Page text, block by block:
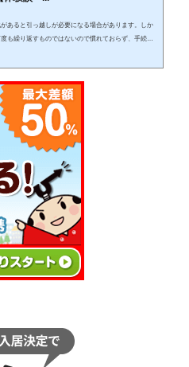
あると引っ越しが必要になる場合があります。しか
も繰り返すものではないので慣れておらず、手続き
を目指して下さい。 引っ越しは日数がかかりスケジ
も発生し...